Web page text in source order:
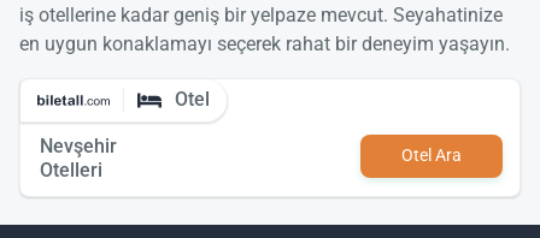
iş otellerine kadar geniş bir yelpaze mevcut. Seyahatinize
en uygun konaklamayı seçerek rahat bir deneyim yaşayın.
Otel
Nevşehir
Otelleri
Otel Ara